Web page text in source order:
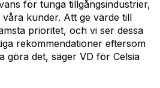
för tunga tillgångsindustrier,
kunder. Att ge värde till
prioritet, och vi ser dessa
rekommendationer eftersom
göra det, säger VD för Celsia